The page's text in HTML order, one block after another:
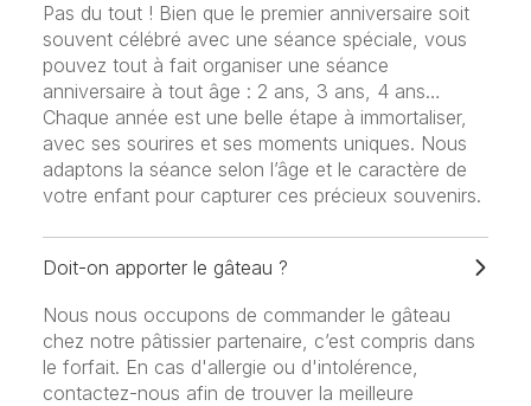
Pas du tout ! Bien que le premier anniversaire soit
souvent célébré avec une séance spéciale, vous
pouvez tout à fait organiser une séance
anniversaire à tout âge : 2 ans, 3 ans, 4 ans…
Chaque année est une belle étape à immortaliser,
avec ses sourires et ses moments uniques. Nous
adaptons la séance selon l’âge et le caractère de
votre enfant pour capturer ces précieux souvenirs.
Doit-on apporter le gâteau ?
Nous nous occupons de commander le gâteau
chez notre pâtissier partenaire, c’est compris dans
le forfait. En cas d'allergie ou d'intolérence,
contactez-nous afin de trouver la meilleure